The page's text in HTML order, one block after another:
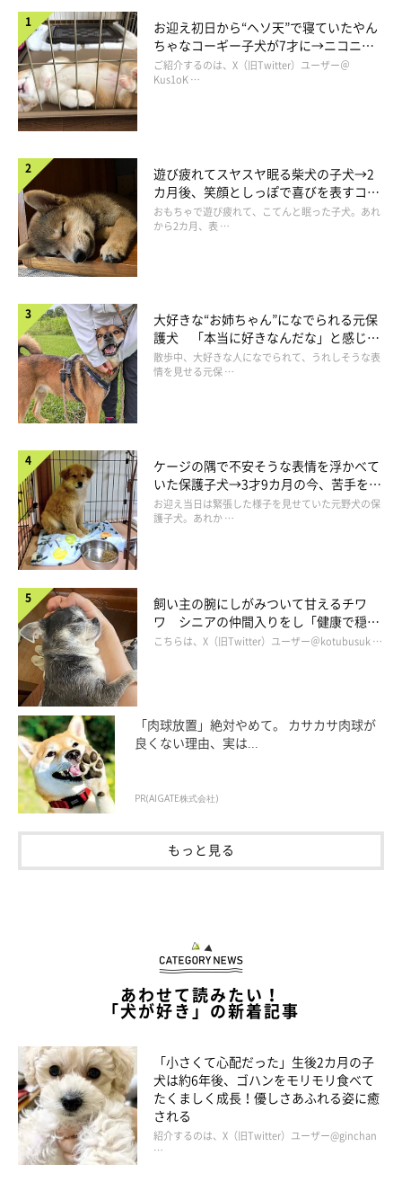
まったり中のレオくん。このときも飼い主さんの腕をギュッ！
@WolfSableLeo926
登ってくるなど、日常では可愛らしい姿がたくさん見られるのだ
とか。
そんなレオくんは「『今の飼い主のすべて』と言っても過言では
ない」というほど、飼い主さんにとって大きな存在となっている
ようです。
飼い主さんに甘えるレオくん。「これされて惚れない人類いるの？」と飼い
主さん。
@WolfSableLeo926
これからも大好きな飼い主さんにたくさん甘えてほしいですね！
お迎え初日から“ヘソ天”で寝ていたやん
ちゃなコーギー子犬が7才に→ニコニ
コ“コーギースマイル”が魅力のコに成
長！
ご紹介するのは、X（旧Twitter）ユーザー＠
Kus1oK …
遊び疲れてスヤスヤ眠る柴犬の子犬→2
カ月後、笑顔としっぽで喜びを表すコに
成長！
おもちゃで遊び疲れて、こてんと眠った子犬。あれ
から2カ月、表 …
大好きな“お姉ちゃん”になでられる元保
護犬 「本当に好きなんだな」と感じる
表情にほっこり
散歩中、大好きな人になでられて、うれしそうな表
情を見せる元保 …
ケージの隅で不安そうな表情を浮かべて
いた保護子犬→3才9カ月の今、苦手を克
服し頼もしいコに成長！
お迎え当日は緊張した様子を見せていた元野犬の保
護子犬。あれか …
飼い主の腕にしがみついて甘えるチワ
ワ シニアの仲間入りをし「健康で穏や
かな暮らしが続いてほしい」と願う
こちらは、X（旧Twitter）ユーザー＠kotubusuk …
「肉球放置」絶対やめて。 カサカサ肉球が
良くない理由、実は...
PR(AIGATE株式会社)
もっと見る
あわせて読みたい！
「犬が好き」の新着記事
「小さくて心配だった」生後2カ月の子
犬は約6年後、ゴハンをモリモリ食べて
たくましく成長！優しさあふれる姿に癒
される
紹介するのは、X（旧Twitter）ユーザー@ginchan
…